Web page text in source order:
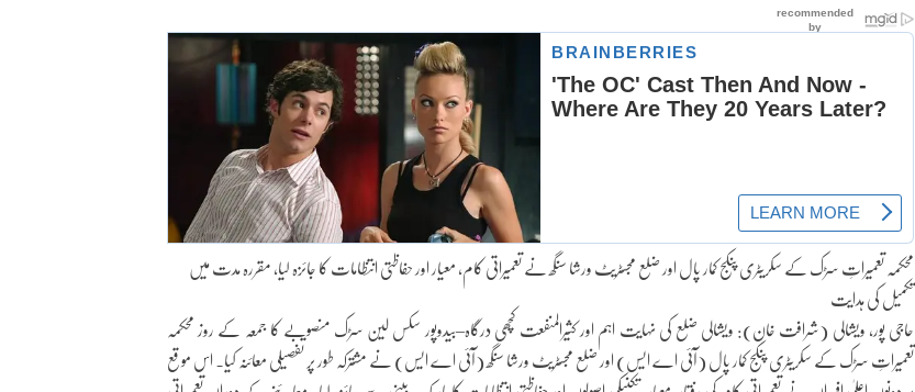
محکمہ تعمیراتِ سڑک کے سکریٹری پنکج کمار پال اور ضلع مجسٹریٹ ورشا سنگھ نے تعمیراتی کام، معیار اور حفاظتی انتظامات کا جائزہ لیا، مقررہ مدت میں
تکمیل کی ہدایت
حاجی پور، ویشالی (شرافت خان): ویشالی ضلع کی نہایت اہم اور کثیرالمنفعت کچھی درگاہ–بیدوپور سکس لین سڑک منصوبے کا جمعہ کے روز محکمہ
تعمیراتِ سڑک کے سکریٹری پنکج کمار پال (آئی اے ایس) اور ضلع مجسٹریٹ ورشا سنگھ (آئی اے ایس) نے مشترکہ طور پر تفصیلی معائنہ کیا۔ اس موقع